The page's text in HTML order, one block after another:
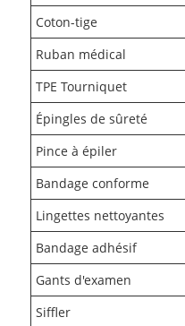
Coton-tige
Ruban médical
TPE Tourniquet
Épingles de sûreté
Pince à épiler
Bandage conforme
Lingettes nettoyantes
Bandage adhésif
Gants d'examen
Siffler